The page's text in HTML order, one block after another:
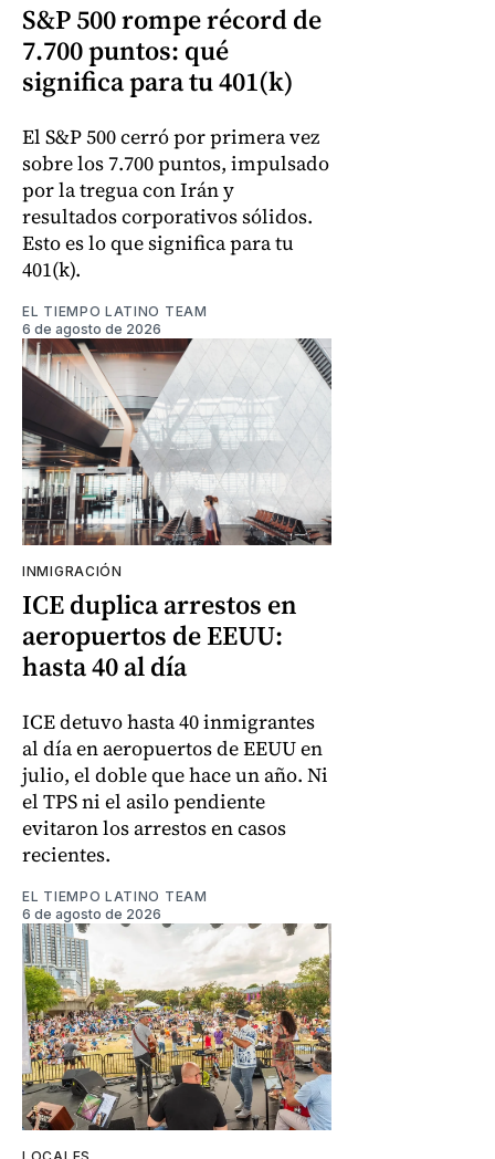
S&P 500 rompe récord de
7.700 puntos: qué
significa para tu 401(k)
El S&P 500 cerró por primera vez
sobre los 7.700 puntos, impulsado
por la tregua con Irán y
resultados corporativos sólidos.
Esto es lo que significa para tu
401(k).
EL TIEMPO LATINO TEAM
6 de agosto de 2026
INMIGRACIÓN
ICE duplica arrestos en
aeropuertos de EEUU:
hasta 40 al día
ICE detuvo hasta 40 inmigrantes
al día en aeropuertos de EEUU en
julio, el doble que hace un año. Ni
el TPS ni el asilo pendiente
evitaron los arrestos en casos
recientes.
EL TIEMPO LATINO TEAM
6 de agosto de 2026